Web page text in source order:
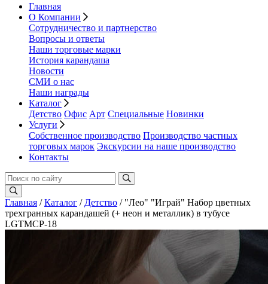
Главная
О Компании
Сотрудничество и партнерство
Вопросы и ответы
Наши торговые марки
История карандаша
Новости
СМИ о нас
Наши награды
Каталог
Детство Офис Арт Специальные Новинки
Услуги
Собственное производство Производство частных
торговых марок Экскурсии на наше производство
Контакты
Главная /Каталог / Детство / "Лео" "Играй" Набор цветных
трехгранных карандашей (+ неон и металлик) в тубусе
LGTMCP-18